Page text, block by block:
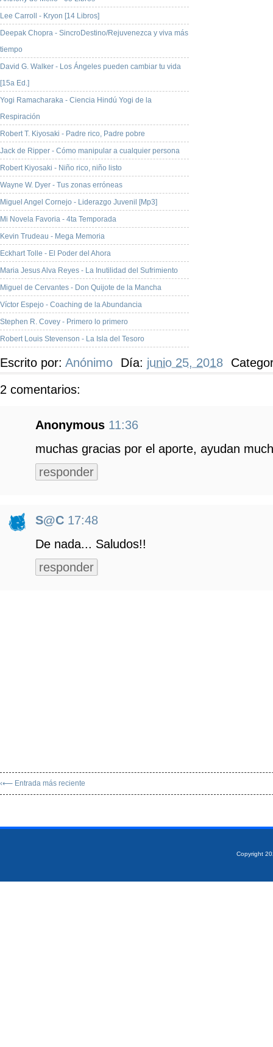
Lee Carroll - Kryon [14 Libros]
Deepak Chopra - SincroDestino/Rejuvenezca y viva más
tiempo
David G. Walker - Los Ángeles pueden cambiar tu vida
[15a Ed.]
Yogi Ramacharaka - Ciencia Hindú Yogi de la
Respiración
Robert T. Kiyosaki - Padre rico, Padre pobre
Jack de Ripper - Cómo manipular a cualquier persona
Robert Kiyosaki - Niño rico, niño listo
Wayne W. Dyer - Tus zonas erróneas
Miguel Angel Cornejo - Liderazgo Juvenil [Mp3]
Mi Novela Favoria - 4ta Temporada
Kevin Trudeau - Mega Memoria
Eckhart Tolle - El Poder del Ahora
Maria Jesus Alva Reyes - La Inutilidad del Sufrimiento
Miguel de Cervantes - Don Quijote de la Mancha
Víctor Espejo - Coaching de la Abundancia
Stephen R. Covey - Primero lo primero
Robert Louis Stevenson - La Isla del Tesoro
Escrito por: Anónimo Día: junio 25, 2018
2 comentarios:
Anonymous 11:36
muchas gracias por el aporte, ayudan
responder
S@C 17:48
De nada... Saludos!!
responder
‹⟵ Entrada más reciente
Copyright